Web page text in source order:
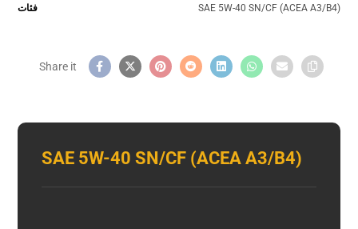
فئات
SAE 5W-40 SN/CF (ACEA A3/B4)
SAE 5W-40 SN/CF (ACEA A3/B4)